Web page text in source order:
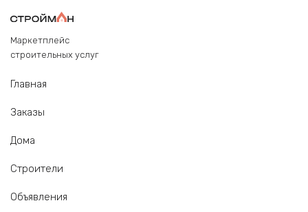
Маркетплейс
строительных услуг
Главная
Заказы
Дома
Строители
Объявления